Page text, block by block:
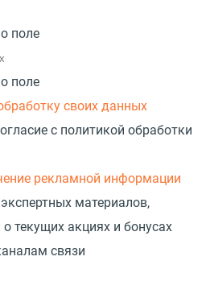
поле
поле
своих данных
с политикой обработки
рекламной информации
материалов,
текущих акциях и бонусах
связи